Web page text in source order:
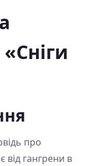
про
від гангрени в